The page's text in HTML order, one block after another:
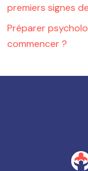
premiers signes
Préparer
commencer ?